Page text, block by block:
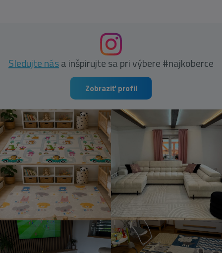
Sledujte nása inšpirujte sa pri výbere #najkoberce
Zobraziť profil